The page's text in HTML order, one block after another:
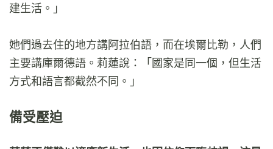
建生活。」
她們過去住的地方講阿拉伯語，而在埃爾比勒，人們
主要講庫爾德語。莉蓮說：「國家是同一個，但生活
方式和語言都截然不同。」
備受壓迫